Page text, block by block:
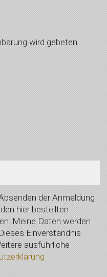
wird gebeten
der Anmeldung
hier bestellten
Meine Daten werden
Einverständnis
ausführliche